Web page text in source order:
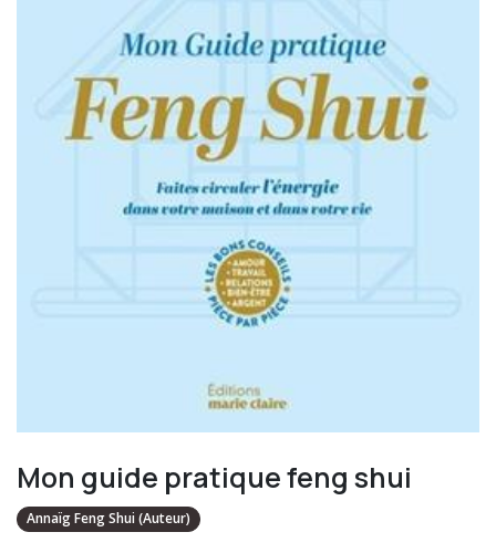
Mon guide pratique feng shui
Annaïg Feng Shui (Auteur)